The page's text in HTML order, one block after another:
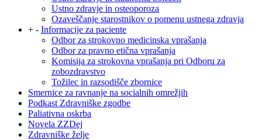
Ustno zdravje in osteoporoza
Ozaveščanje starostnikov o pomenu ustnega zdravja
+ - Informacije za paciente
Odbor za strokovno medicinska vprašanja
Odbor za pravno etična vprašanja
Komisija za strokovna vprašanja pri Odboru za
zobozdravstvo
Tožilec in razsodišče zbornice
Smernice za ravnanje na socialnih omrežjih
Podkast Zdravniške zgodbe
Paliativna oskrba
Novela ZZDej
Zdravniške želje